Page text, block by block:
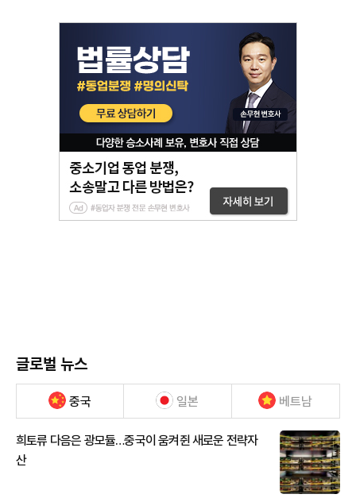
글로벌 뉴스
중국 일본 베트남
희토류 다음은 광모듈…중국이 움켜쥔 새로운 전략자
산